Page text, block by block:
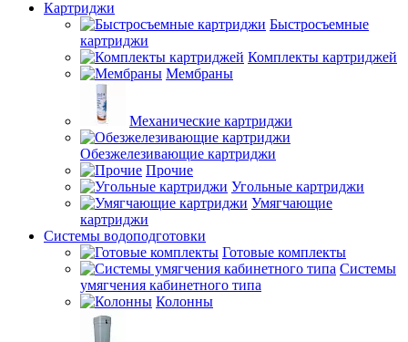
Картриджи
Быстросъемные
картриджи
Комплекты картриджей
Мембраны
Механические картриджи
Обезжелезивающие картриджи
Прочие
Угольные картриджи
Умягчающие
картриджи
Системы водоподготовки
Готовые комплекты
Системы
умягчения кабинетного типа
Колонны